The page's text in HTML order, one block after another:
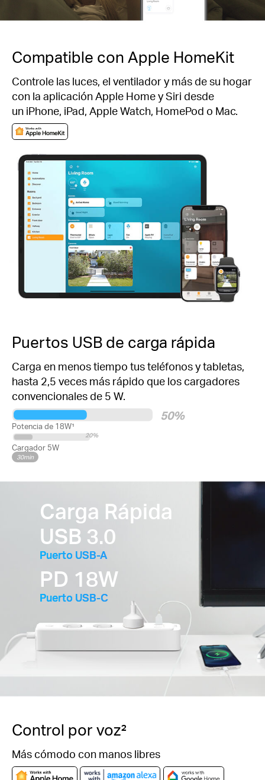
Compatible con Apple HomeKit
Controle las luces, el ventilador y más de su hogar
con la aplicación Apple Home y Siri desde
un iPhone, iPad, Apple Watch, HomePod o Mac.
Puertos USB de carga rápida
Carga en menos tiempo tus teléfonos y tabletas,
hasta 2,5 veces más rápido que los cargadores
convencionales de 5 W.
50%
Potencia de 18W¹
Cargador 5W
20%
30min
Carga Rápida
USB 3.0
Puerto USB-A
PD 18W
Puerto USB-C
Control por voz²
Más cómodo con manos libres